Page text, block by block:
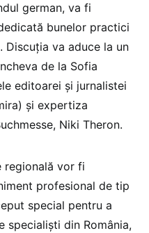
german, va fi
bunelor practici
Discuția va aduce la un
de la Sofia
editoarei și jurnalistei
și expertiza
Niki Theron.
regională vor fi
profesional de tip
special pentru a
specialiști din România,